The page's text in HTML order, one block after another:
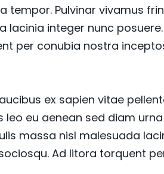
tempor. Pulvinar vivamus
lacinia integer nunc posuere.
per conubia nostra
ex sapien vitae
leo eu aenean sed diam
massa nisl malesuada
Ad litora torquent